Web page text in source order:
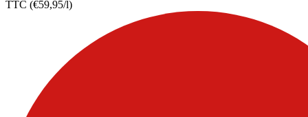
TTC (€59,95/l)